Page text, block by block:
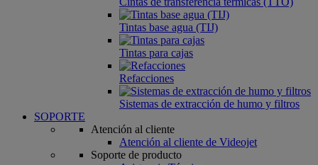
Tintas base agua (TIJ)
Tintas para cajas
Refacciones
Sistemas de extracción de humo y filtros
SOPORTE
Atención al cliente
Atención al cliente de Videojet
Soporte de producto